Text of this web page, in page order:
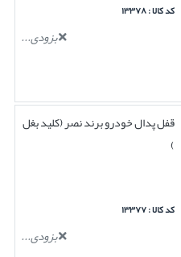
کد کالا : ۱۳۳۷۸
بزودی...
قفل پدال خودرو برند نصر (کلید بغل
)
کد کالا : ۱۳۳۷۷
بزودی...